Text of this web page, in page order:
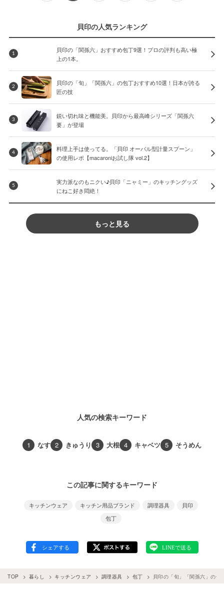
貝印の人気ランキング
1
貝印の「関孫六」おすすめ包丁9選！プロの評判も高い極
上の1本。
2
貝印の「旬」「関孫六」の包丁おすすめ10選！日本が誇る
匠の技
3
鋭い切れ味と機能美。貝印から最高峰シリーズ「関孫六
要」が登場
4
料理上手は使ってる。「貝印 オーバル型計量スプーン」
の使用レポ【macaroniお試し隊 vol.2】
5
実力派なのもニクい♪貝印「ニャミー」のキッチングッズ
にねこ好き悶絶！
もっと見る
人気の検索キーワード
1 なす 2 きゅうり 3 大根 4 キャベツ 5 そうめん
この記事に関するキーワード
キッチンウェア キッチン用品ブランド 調理器具
貝印
包丁
TOP 暮らし キッチンウェア 調理器具 包丁 貝印の「旬」「関孫六」の